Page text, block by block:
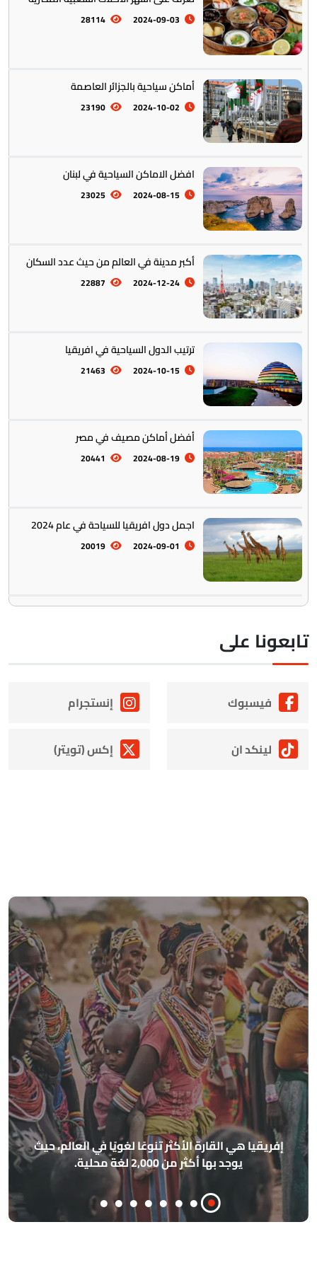
2024-09-03
28114
أماكن سياحية بالجزائر العاصمة
2024-10-02
23190
افضل الاماكن السياحية في لبنان
2024-08-15
23025
أكبر مدينة في العالم من حيث عدد السكان
2024-12-24
22887
ترتيب الدول السياحية في افريقيا
2024-10-15
21463
أفضل أماكن مصيف في مصر
2024-08-19
20441
اجمل دول افريقيا للسياحة في عام 2024
2024-09-01
20019
على
فيسبوك إنستجرام
لينكد ان إكس (تويتر)
في العالم، حيث
أهرامات الجيزة مصممة بحيث تشير
الأساسية الأربعة (الشمال، الجنوب،
مذهلة، وكان القدماء المصريون
فلكية وهندسية متقدمة